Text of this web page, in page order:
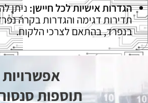
הגדרות אישיות לכל חיישן:ניתן
תדירות דגימה והגדרות בקרה
בנפרד, בהתאם לצרכי הלקוח.
אפשרויות
תוספות